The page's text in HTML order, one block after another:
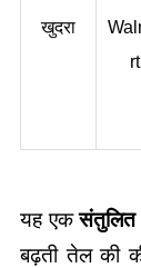
खुदरा
rt
यह एक संतुलित
बढ़ती तेल की